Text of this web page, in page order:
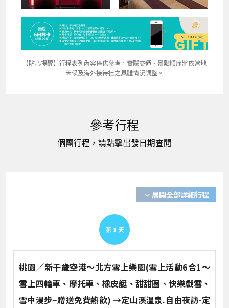
【貼心提醒】 行程表列內容僅供參考，實際交通、景點順序將依當地
天候及海外接待社之具體情況調整。
expand_more 展開全部詳細行程
第 1 天
桃園／新千歲空港～北方雪上樂園(雪上活動6合1～
雪上四輪車、摩托車、橡皮艇、甜甜圈、快樂戲雪、
雪中漫步~贈送免費熱飲) →定山溪溫泉.自由夜訪-定